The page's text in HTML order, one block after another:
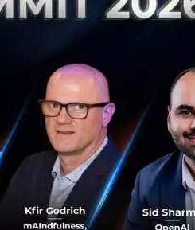
คัญไม่น้อยกว่าการรักษา
ที่เป็นกันชนรองรับผลกระทบที่
องทุนจะช่วยให้ธนาคาร
รษฐกิจไทยเมื่อการแพร่ระบาด